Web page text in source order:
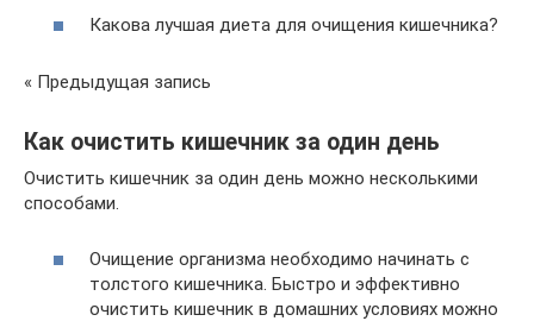
Какова лучшая диета для очищения кишечника?
« Предыдущая запись
Как очистить кишечник за один день
Очистить кишечник за один день можно несколькими
способами.
Очищение организма необходимо начинать с
толстого кишечника. Быстро и эффективно
очистить кишечник в домашних условиях можно